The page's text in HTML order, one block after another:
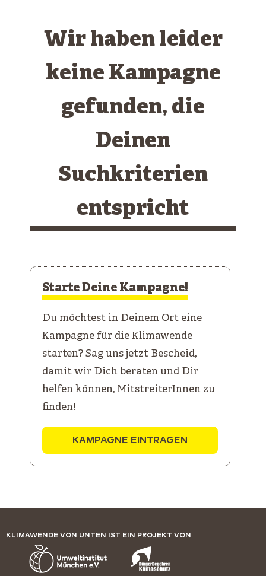
Wir haben leider
keine Kampagne
gefunden, die
Deinen
Suchkriterien
entspricht
Starte Deine Kampagne!
Du möchtest in Deinem Ort eine
Kampagne für die Klimawende
starten? Sag uns jetzt Bescheid,
damit wir Dich beraten und Dir
helfen können, MitstreiterInnen zu
finden!
KAMPAGNE EINTRAGEN
KLIMAWENDE VON UNTEN IST EIN PROJEKT VON